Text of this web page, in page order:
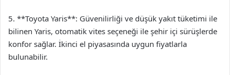
5. **Toyota Yaris**: Güvenilirliği ve düşük yakıt tüketimi ile
bilinen Yaris, otomatik vites seçeneği ile şehir içi sürüşlerde
konfor sağlar. İkinci el piyasasında uygun fiyatlarla
bulunabilir.